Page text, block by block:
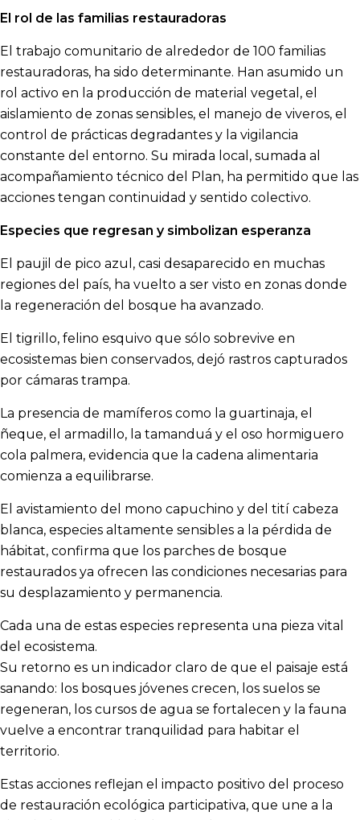
El rol de las familias restauradoras
El trabajo comunitario de alrededor de 100 familias
restauradoras, ha sido determinante. Han asumido un
rol activo en la producción de material vegetal, el
aislamiento de zonas sensibles, el manejo de viveros, el
control de prácticas degradantes y la vigilancia
constante del entorno. Su mirada local, sumada al
acompañamiento técnico del Plan, ha permitido que las
acciones tengan continuidad y sentido colectivo.
Especies que regresan y simbolizan esperanza
El paujil de pico azul, casi desaparecido en muchas
regiones del país, ha vuelto a ser visto en zonas donde
la regeneración del bosque ha avanzado.
El tigrillo, felino esquivo que sólo sobrevive en
ecosistemas bien conservados, dejó rastros capturados
por cámaras trampa.
La presencia de mamíferos como la guartinaja, el
ñeque, el armadillo, la tamanduá y el oso hormiguero
cola palmera, evidencia que la cadena alimentaria
comienza a equilibrarse.
El avistamiento del mono capuchino y del tití cabeza
blanca, especies altamente sensibles a la pérdida de
hábitat, confirma que los parches de bosque
restaurados ya ofrecen las condiciones necesarias para
su desplazamiento y permanencia.
Cada una de estas especies representa una pieza vital
del ecosistema.
Su retorno es un indicador claro de que el paisaje está
sanando: los bosques jóvenes crecen, los suelos se
regeneran, los cursos de agua se fortalecen y la fauna
vuelve a encontrar tranquilidad para habitar el
territorio.
Estas acciones reflejan el impacto positivo del proceso
de restauración ecológica participativa, que une a la